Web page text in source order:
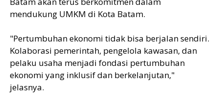
mendukung UMKM di Kota Batam.
"Pertumbuhan ekonomi tidak bisa berjalan sendiri.
Kolaborasi pemerintah, pengelola kawasan, dan
pelaku usaha menjadi fondasi pertumbuhan
ekonomi yang inklusif dan berkelanjutan,"
jelasnya.